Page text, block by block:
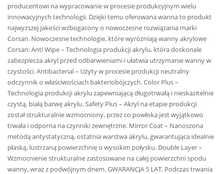
producentowi na wypracowanie w procesie produkcyjnym wielu
innowacyjnych technologii. Dzięki temu oferowana wanna to produkt
najwyższej jakości wzbogacony o nowoczesne rozwiązania marki
Corsan. Nowoczesne technologie, które wyróżniają wanny akrylowe
Corsan: Anti Wipe – Technologia produkcji akrylu, która doskonale
zabezpiecza akryl przed odbarwieniami i ułatwia utrzymanie wanny w
czystości. Antibacterial – Użyty w procesie produkcji neutralny
odczynnik o właściwościach bakteriobójczych. Color Plus –
Technologia produkcji akrylu zapewniającą długotrwałą i nieskazitelnie
czystą, białą barwę akrylu. Safety Plus – Akryl na etapie produkcji
został strukturalnie wzmocniony, przez co powłoka jest wyjątkowo
trwała i odporna na czynniki zewnętrzne. Mirror Coat – Nanoszona
metodą antystatyczną, ostatnia warstwa akrylu, gwarantująca idealnie
płaską, lustrzaną powierzchnię o wysokim połysku. Double Layer –
Wzmocnienie strukturalne zastosowane na całej powierzchni spodu
wanny, wraz z podwójnym dnem. GWARANCJA 5 LAT. Podczas trwania